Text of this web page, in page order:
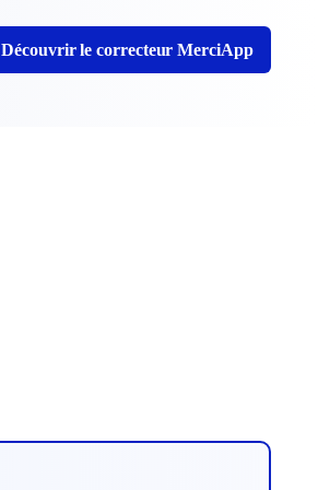
Découvrir le correcteur MerciApp